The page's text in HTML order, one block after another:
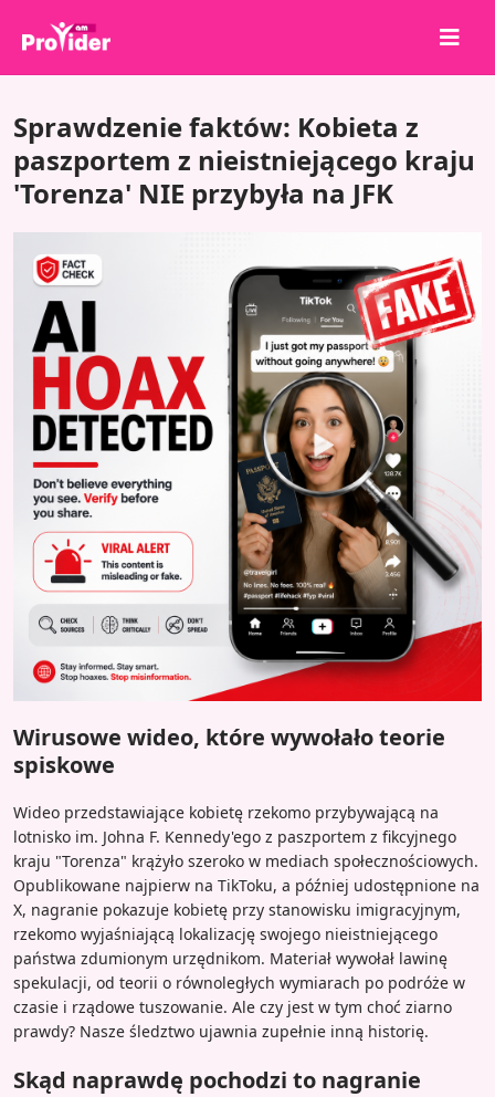
O nas
Zaloguj się
Zarejestruj się
Usługi
API
Warunki
Blog
Sprawdzenie faktów: Kobieta z
paszportem z nieistniejącego kraju
'Torenza' NIE przybyła na JFK
Wirusowe wideo, które wywołało teorie
spiskowe
Wideo przedstawiające kobietę rzekomo przybywającą na
lotnisko im. Johna F. Kennedy'ego z paszportem z fikcyjnego
kraju "Torenza" krążyło szeroko w mediach społecznościowych.
Opublikowane najpierw na TikToku, a później udostępnione na
X, nagranie pokazuje kobietę przy stanowisku imigracyjnym,
rzekomo wyjaśniającą lokalizację swojego nieistniejącego
państwa zdumionym urzędnikom. Materiał wywołał lawinę
spekulacji, od teorii o równoległych wymiarach po podróże w
czasie i rządowe tuszowanie. Ale czy jest w tym choć ziarno
prawdy? Nasze śledztwo ujawnia zupełnie inną historię.
Skąd naprawdę pochodzi to nagranie